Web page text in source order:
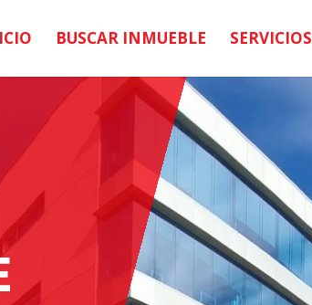
BUSCAR INMUEBLE SERVICIOS